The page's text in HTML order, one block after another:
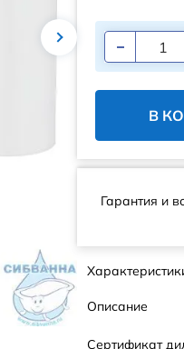
В
Гарантия и
Описание
Сертификат